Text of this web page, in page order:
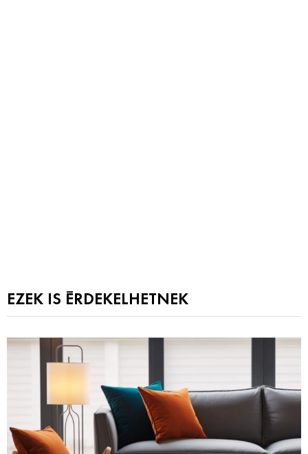
EZEK IS ÉRDEKELHETNEK